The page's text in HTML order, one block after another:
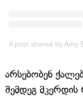
A post shared by Amy
არსებობენ
შემდეგ მკერდის